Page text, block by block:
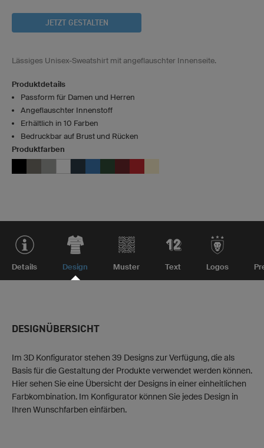
JETZT GESTALTEN
Lässiges Unisex-Sweatshirt mit angeflauschter Innenseite.
Produktdetails
Passform für Damen und Herren
Angeflauschter Innenstoff
Erhältlich in 10 Farben
Bedruckbar auf Brust und Rücken
Produktfarben
Details Design Muster Text Logos
DESIGNÜBERSICHT
Im 3D Konfigurator stehen 39 Designs zur Verfügung, die als
Basis für die Gestaltung der Produkte verwendet werden können.
Hier sehen Sie eine Übersicht der Designs in einer einheitlichen
Farbkombination. Im Konfigurator können Sie jedes Design in
Ihren Wunschfarben einfärben.